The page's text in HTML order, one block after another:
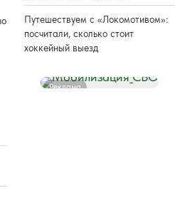
Путешествуем с «Локомотивом»:
посчитали, сколько стоит
хоккейный выезд
Реклама